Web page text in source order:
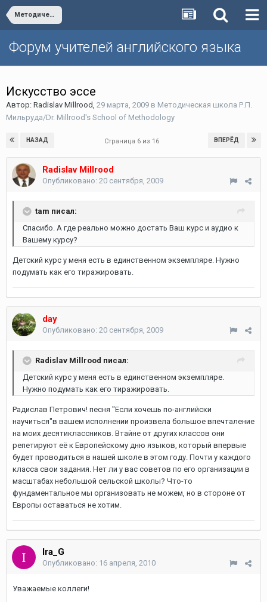
Методическая школа Р.П. Мильруда/Dr. Millrood's School of Methodology
Форум учителей английского языка
Искусство эссе
Автор: Radislav Millrood, 29 марта, 2009 в Методическая школа Р.П.
Мильруда/Dr. Millrood's School of Methodology
НАЗАД ВПЕРЁД
Страница 6 из 16
Radislav Millrood
Опубликовано: 20 сентября, 2009
tam писал:
Cпасибо. А где реально можно достать Ваш курс и аудио к
Вашему курсу?
Детский курс у меня есть в единственном экземпляре. Нужно
подумать как его тиражировать.
day
Опубликовано: 20 сентября, 2009
Radislav Millrood писал:
Детский курс у меня есть в единственном экземпляре.
Нужно подумать как его тиражировать.
Радислав Петрович! песня "Если хочешь по-английски
научиться"в вашем исполнении произвела большое впечталение
на моих десятиклассников. Втайне от других классов они
репетируют её к Европейскому дню языков, который впервые
будет проводиться в нашей школе в этом году. Почти у каждого
класса свои задания. Нет ли у вас советов по его организации в
масштабах небольшой сельской школы? Что-то
фундаментальное мы организовать не можем, но в стороне от
Европы оставаться не хотим.
Ira_G
Опубликовано: 16 апреля, 2010
Уважаемые коллеги!